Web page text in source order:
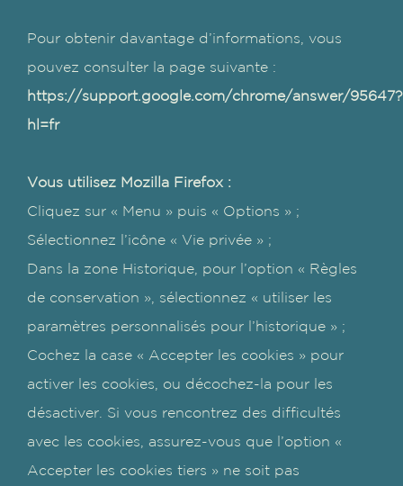
Pour obtenir davantage d’informations, vous
pouvez consulter la page suivante :
https://support.google.com/chrome/answer/95647?
hl=fr
Vous utilisez Mozilla Firefox :
Cliquez sur « Menu » puis « Options » ;
Sélectionnez l’icône « Vie privée » ;
Dans la zone Historique, pour l’option « Règles
de conservation », sélectionnez « utiliser les
paramètres personnalisés pour l’historique » ;
Cochez la case « Accepter les cookies » pour
activer les cookies, ou décochez-la pour les
désactiver. Si vous rencontrez des difficultés
avec les cookies, assurez-vous que l’option «
Accepter les cookies tiers » ne soit pas